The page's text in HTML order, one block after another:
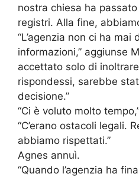
nostra chiesa ha
registri. Alla fine,
“L’agenzia non ci ha mai
informazioni,” aggiunse
accettato solo di
rispondessi, sarebbe
decisione.”
“Ci è voluto molto
“C’erano ostacoli legali.
abbiamo rispettati.”
Agnes annuì.
“Quando l’agenzia ha